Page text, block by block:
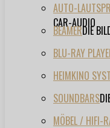
AUTO-
CAR-AUDIO
BEAMERDIE
BLU-RAY
HEIMKINO
SOUNDBARS
MÖBEL / HIFI-